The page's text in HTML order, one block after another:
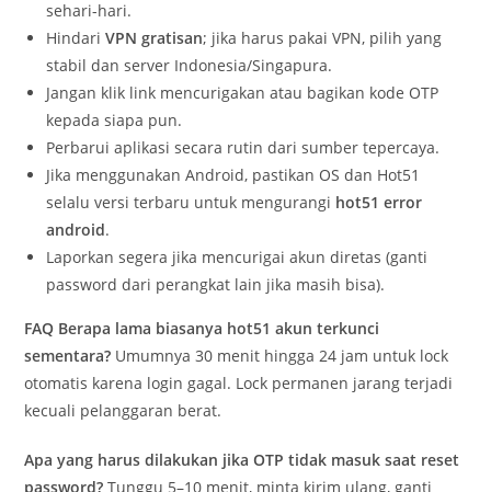
sehari-hari.
HindariVPN gratisan; jika harus pakai VPN, pilih yang
stabil dan server Indonesia/Singapura.
Jangan klik link mencurigakan atau bagikan kode OTP
kepada siapa pun.
Perbarui aplikasi secara rutin dari sumber tepercaya.
Jika menggunakan Android, pastikan OS dan Hot51
selalu versi terbaru untuk mengurangi hot51 error
android.
Laporkan segera jika mencurigai akun diretas (ganti
password dari perangkat lain jika masih bisa).
FAQ Berapa lama biasanya hot51 akun terkunci
sementara? Umumnya 30 menit hingga 24 jam untuk lock
otomatis karena login gagal. Lock permanen jarang terjadi
kecuali pelanggaran berat.
Apa yang harus dilakukan jika OTP tidak masuk saat reset
password? Tunggu 5–10 menit, minta kirim ulang, ganti